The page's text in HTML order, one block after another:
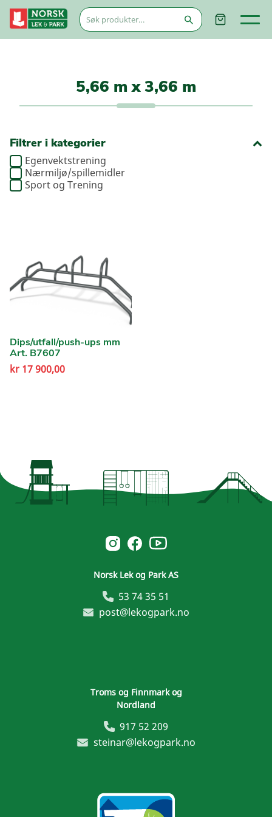
Søk
etter:
5,66 m x 3,66 m
Filtrer i kategorier
Egenvektstrening
Nærmiljø/spillemidler
Sport og Trening
Dips/utfall/push-ups mm
Art. B7607
kr 17 900,00
Norsk Leg & Park instagram
Norsk Leg & Park facebook
Norsk Leg & Park youtube
Norsk Lek og Park AS
53 74 35 51
post@lekogpark.no
Troms og Finnmark og
Nordland
917 52 209
steinar@lekogpark.no